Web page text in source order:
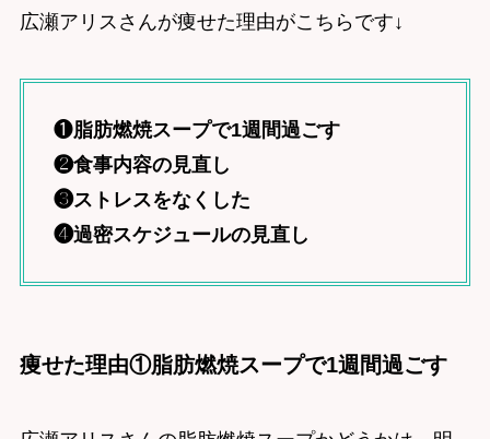
広瀬アリスさんが痩せた理由がこちらです↓
❶脂肪燃焼スープで1週間過ごす
❷食事内容の見直し
❸ストレスをなくした
❹過密スケジュールの見直し
痩せた理由①脂肪燃焼スープで1週間過ごす